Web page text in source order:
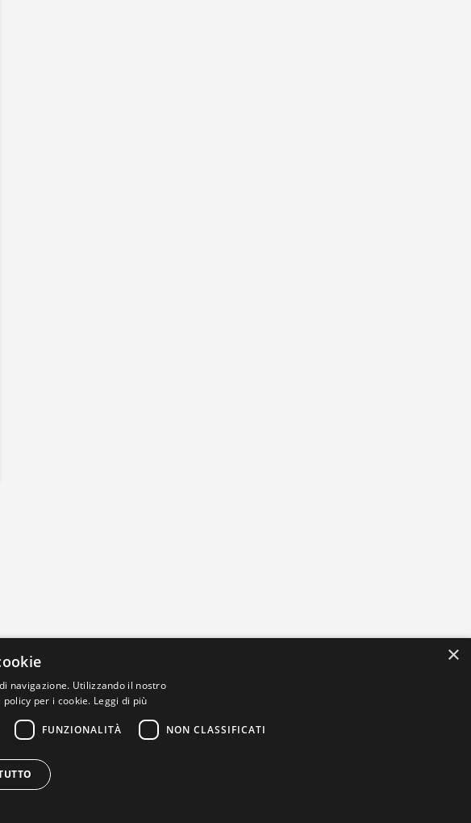
×
navigazione. Utilizzando il nostro
per i cookie. Leggi di più
FUNZIONALITÀ NON CLASSIFICATI